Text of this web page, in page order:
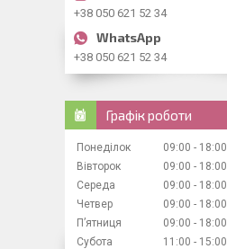
+38 050 621 52 34
+38 050 621 52 34
Графік роботи
Понеділок 09:00
18:00
Вівторок
09:00
18:00
Середа
09:00
18:00
Четвер
09:00
18:00
Пʼятниця
09:00
18:00
Субота
11:00
15:00